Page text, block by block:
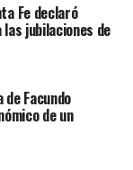
Fe declaró
jubilaciones de
Facundo
de un